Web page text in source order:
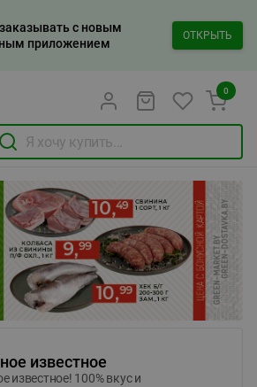
с новым
приложением
ОТКРЫТЬ
0
известное
известное! 100% вкус и